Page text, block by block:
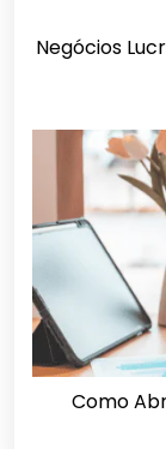
Negócios
Como